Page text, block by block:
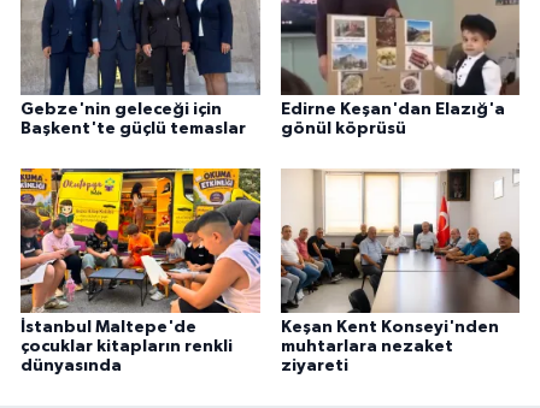
Gebze'nin geleceği için
Başkent'te güçlü temaslar
Edirne Keşan'dan Elazığ'a
gönül köprüsü
İstanbul Maltepe'de
çocuklar kitapların renkli
dünyasında
Keşan Kent Konseyi'nden
muhtarlara nezaket
ziyareti